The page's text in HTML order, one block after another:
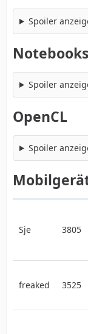
Spoiler
Notebooks
Spoiler
OpenCL
Spoiler
Sje 3805
freaked 3525